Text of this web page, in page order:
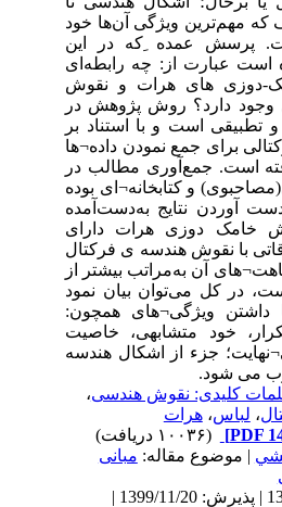
ویژگی آن‌ها خود
عمده ِکه در این
از: چه رابطه‌ای
های هرات و نقوش
روش پژوهش در
است و با استناد بر
جمع نمودن داده¬ها
مطالب در
و کتابخانه¬ای بوده
نتایج به‌دست‌آمده
هرات دارای
هندسه ی فرکتال
به‌مراتب بیشتر از
می‌توان بیان نمود
همچون:
متشابهی، خاصیت
جزء از اشکال هندسه
نقوش هندسی ،
، هرات
(۱۰۰۳۶ دریافت)
مقاله:مبانی
دریافت: 1398/10/13 | پذیرش: 1399/11/20 |